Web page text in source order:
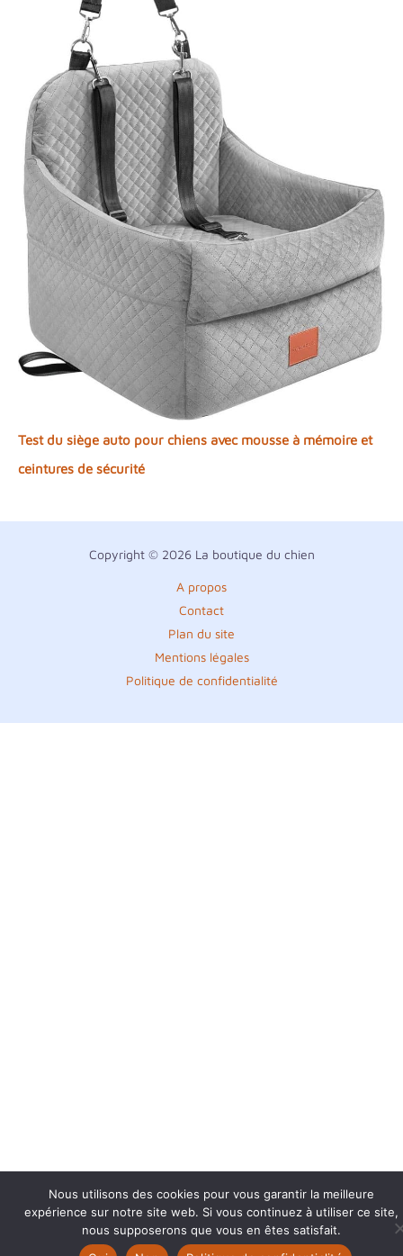
Test du siège auto pour chiens avec mousse à mémoire et
ceintures de sécurité
Copyright © 2026 La boutique du chien
A propos
Contact
Plan du site
Mentions légales
Politique de confidentialité
Nous utilisons des cookies pour vous garantir la meilleure
expérience sur notre site web. Si vous continuez à utiliser ce site,
nous supposerons que vous en êtes satisfait.